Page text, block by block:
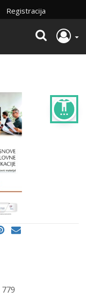
settings_accessibility
Registracija
779